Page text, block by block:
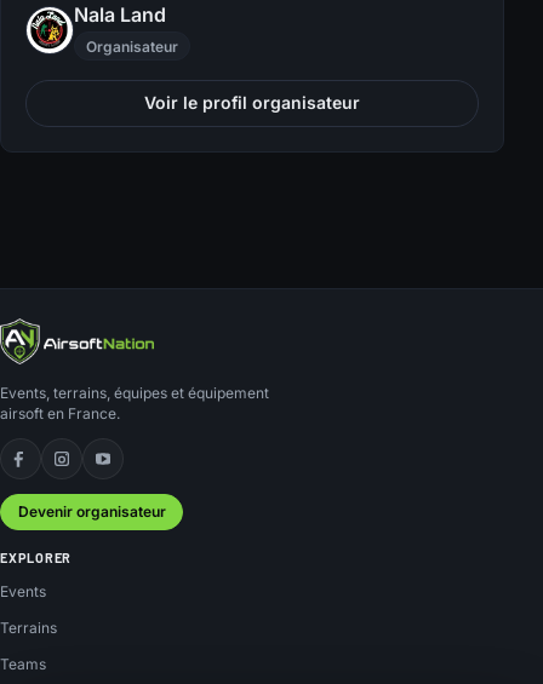
Nala Land
Organisateur
Voir le profil organisateur
Events, terrains, équipes et équipement
airsoft en France.
Facebook
Instagram
YouTube
Devenir organisateur
EXPLORER
Events
Terrains
Teams